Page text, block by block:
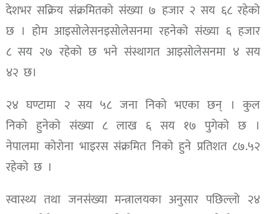
देशभर सक्रिय संक्रमितको संख्या ७ हजार २ सय ६८ रहेको
छ । होम आइसोलेसनइसोलेसनमा रहनेको संख्या ६ हजार
८ सय २७ रहेको छ भने संस्थागत आइसोलेसनमा ४ सय
४२ छ।
२४ घण्टामा २ सय ५८ जना निको भएका छन् । कुल
निको हुनेको संख्या ८ लाख ६ सय १७ पुगेको छ ।
नेपालमा कोरोना भाइरस संक्रमित निको हुने प्रतिशत ८७.५२
रहेको छ ।
स्वास्थ्य तथा जनसंख्या मन्त्रालयका अनुसार पछिल्लो २४